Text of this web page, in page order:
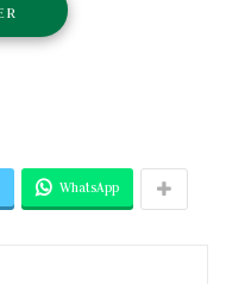
van hoë uitset, lae
beklemtoon.
WhatsApp